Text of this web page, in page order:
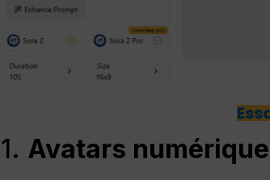
1. Avatars